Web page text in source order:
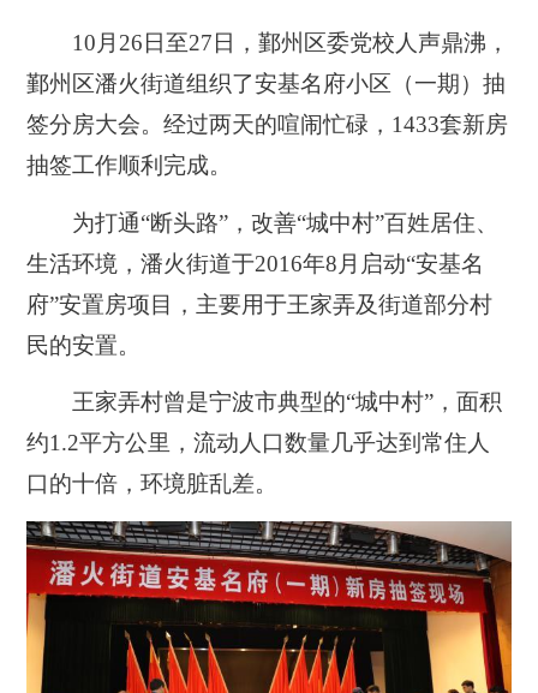
10月26 日至27 日，鄞州区委党校人声鼎沸，
鄞州区潘火街道组织了安基名府小区（一期）抽
签分房大会。经过两天的喧闹忙碌， 1433套新房
抽签工作顺利完成。
为打通“断头路”，改善“城中村”百姓居住、
生活环境，潘火街道于2016年8 月启动“安基名
府”安置房项目，主要用于王家弄及街道部分村
民的安置。
王家弄村曾是宁波市典型的“城中村”，面积
约1.2平方公里，流动人口数量几乎达到常住人
口的十倍，环境脏乱差。